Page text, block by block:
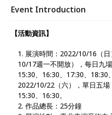
Event Introduction
【活動資訊】
展演時間：2022/10/16（
10/17週一不開放），每日九
15:30、16:30、17:30、18:30
2022/10/22（六），單日五場
15:30、16:30。
作品總長：25分鐘